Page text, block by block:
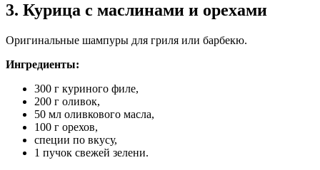
3. Курица с маслинами и орехами
Оригинальные шампуры для гриля или барбекю.
Ингредиенты:
300 г куриного филе,
200 г оливок,
50 мл оливкового масла,
100 г орехов,
специи по вкусу,
1 пучок свежей зелени.